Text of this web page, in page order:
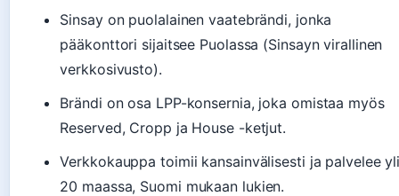
Sinsay on puolalainen vaatebrändi, jonka
pääkonttori sijaitsee Puolassa (Sinsayn virallinen
verkkosivusto).
Brändi on osa LPP-konsernia, joka omistaa myös
Reserved, Cropp ja House -ketjut.
Verkkokauppa toimii kansainvälisesti ja palvelee
20 maassa, Suomi mukaan lukien.